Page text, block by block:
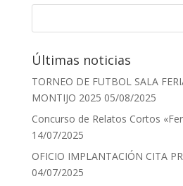
Últimas noticias
TORNEO DE FUTBOL SALA
MONTIJO 2025 05/08/2025
Concurso de Relatos Cortos
14/07/2025
OFICIO IMPLANTACIÓN CITA
04/07/2025